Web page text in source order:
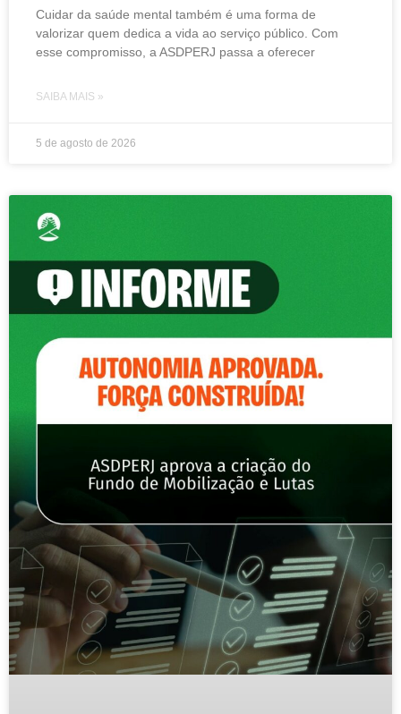
Cuidar da saúde mental também é uma forma de
valorizar quem dedica a vida ao serviço público. Com
esse compromisso, a ASDPERJ passa a oferecer
SAIBA MAIS »
5 de agosto de 2026